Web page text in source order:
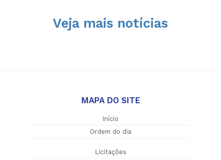
Veja mais notícias
MAPA DO SITE
Início
Ordem do dia
Licitações